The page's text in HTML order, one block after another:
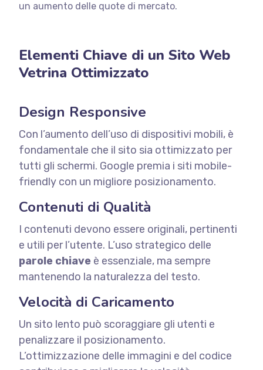
un aumento delle quote di mercato.
Elementi Chiave di un Sito Web
Vetrina Ottimizzato
Design Responsive
Con l’aumento dell’uso di dispositivi mobili, è
fondamentale che il sito sia ottimizzato per
tutti gli schermi. Google premia i siti mobile-
friendly con un migliore posizionamento.
Contenuti di Qualità
I contenuti devono essere originali, pertinenti
e utili per l’utente. L’uso strategico delle
parole chiave è essenziale, ma sempre
mantenendo la naturalezza del testo.
Velocità di Caricamento
Un sito lento può scoraggiare gli utenti e
penalizzare il posizionamento.
L’ottimizzazione delle immagini e del codice